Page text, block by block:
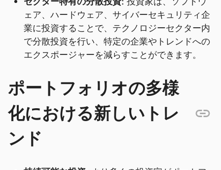
ェア、ハードウェア、サイバーセキュリティ企
業に投資することで、テクノロジーセクター内
で分散投資を行い、特定の企業やトレンドへの
エクスポージャーを減らすことができます。
ポートフォリオの多様
化における新しいトレ
ンド